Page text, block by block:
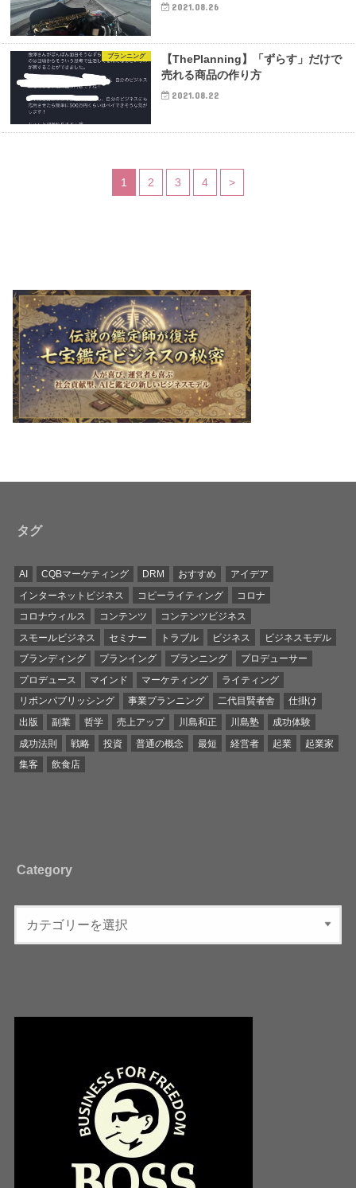
2021.08.26
プランニング
【ThePlanning】「ずらす」だけで
売れる商品の作り方
2021.08.22
1 2 3 4 >
タグ
AI CQBマーケティング DRM おすすめ
アイデア
インターネットビジネス
コピーライティング
コロナ
コロナウィルス
コンテンツ
コンテンツビジネス
スモールビジネス
セミナー トラブル ビジネス
ビジネスモデル
ブランディング
プランイング プランニング
プロデューサー
プロデュース
マインド マーケティング
ライティング
リボンパブリッシング
事業プランニング 二代目賢者舎
仕掛け
出版
副業 哲学 売上アップ 川島和正 川島塾
成功体験
成功法則
戦略 投資 普通の概念 最短 経営者 起業
起業家
集客
飲食店
Category